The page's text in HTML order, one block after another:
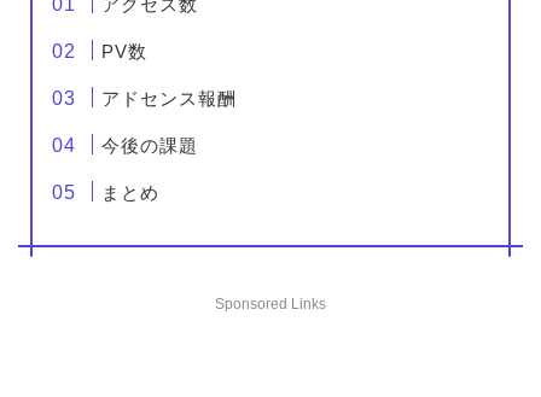
アクセス数
PV数
アドセンス報酬
今後の課題
まとめ
Sponsored Links